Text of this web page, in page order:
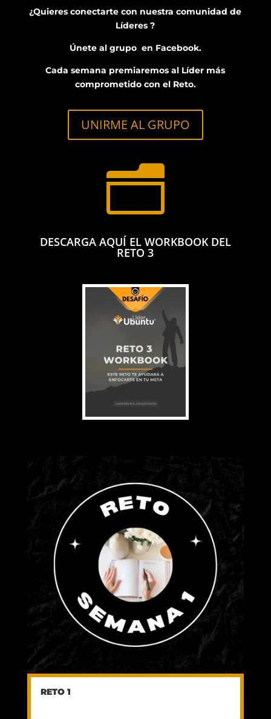
¿Quieres conectarte con nuestra comunidad de
Líderes ?
Únete al grupo en Facebook.
Cada semana premiaremos al Líder más
comprometido con el Reto.
UNIRME AL GRUPO
n
DESCARGA AQUÍ EL WORKBOOK DEL
RETO 3
RETO 1